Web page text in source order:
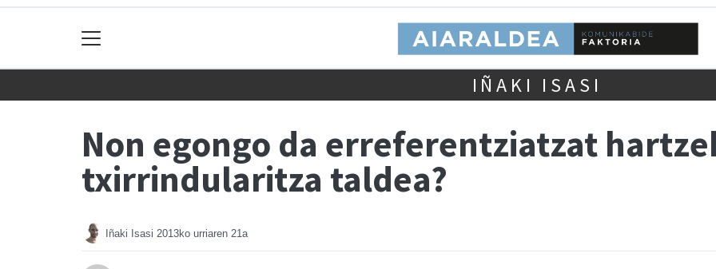
IÑAKI ISASI
Non egongo da erreferentziatzat
txirrindularitza taldea?
Iñaki Isasi 2013ko urriaren 21a